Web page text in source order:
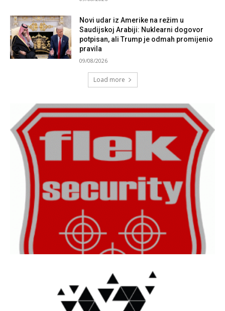
Novi udar iz Amerike na režim u
Saudijskoj Arabiji: Nuklearni dogovor
potpisan, ali Trump je odmah promijenio
pravila
09/08/2026
Load more